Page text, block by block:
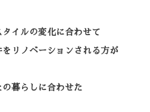
イルの変化に合わせて
リノベーションされる方が
暮らしに合わせた